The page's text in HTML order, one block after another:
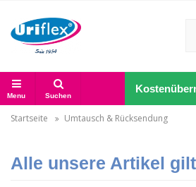
Menu Suchen
Startseite Umtausch & Rücksendung
Alle unsere Artikel